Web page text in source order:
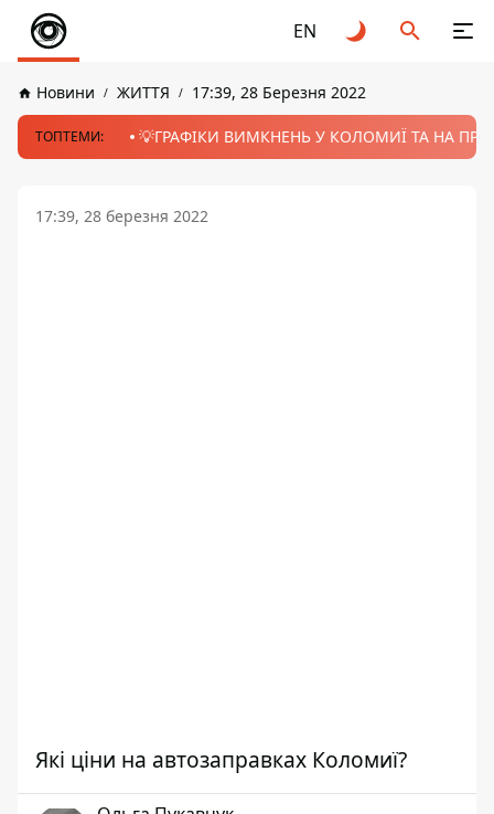
EN
Новини ЖИТТЯ 17:39, 28 Березня 2022
ТОПТЕМИ: 💡ГРАФІКИ ВИМКНЕНЬ У КОЛОМИЇ ТА НА
17:39, 28 березня 2022
Які ціни на автозаправках Коломиї?